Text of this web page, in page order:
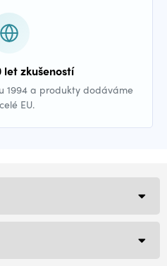
let zkušeností
1994 a produkty dodáváme
EU.